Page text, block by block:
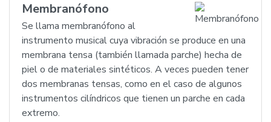
Membranófono
Se llama membranófono al
instrumento musical cuya vibración se produce en una
membrana tensa (también llamada parche) hecha de
piel o de materiales sintéticos. A veces pueden tener
dos membranas tensas, como en el caso de algunos
instrumentos cilíndricos que tienen un parche en cada
extremo.